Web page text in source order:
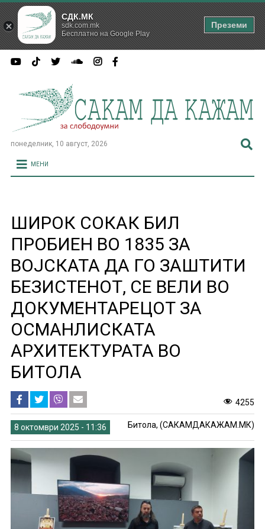
понеделник, 10 август, 2026
МЕНИ
ШИРОК СОКАК БИЛ
ПРОБИЕН ВО 1835 ЗА
ВОЈСКАТА ДА ГО ЗАШТИТИ
БЕЗИСТЕНОТ, СЕ ВЕЛИ ВО
ДОКУМЕНТАРЕЦОТ ЗА
ОСМАНЛИСКАТА
АРХИТЕКТУРАТА ВО
БИТОЛА
4255
8 октомври 2025 - 11:36 Битола, (САКАМДАКАЖАМ.МК)
СДК.МК
sdk.com.mk
Бесплатно на Google Play
Преземи